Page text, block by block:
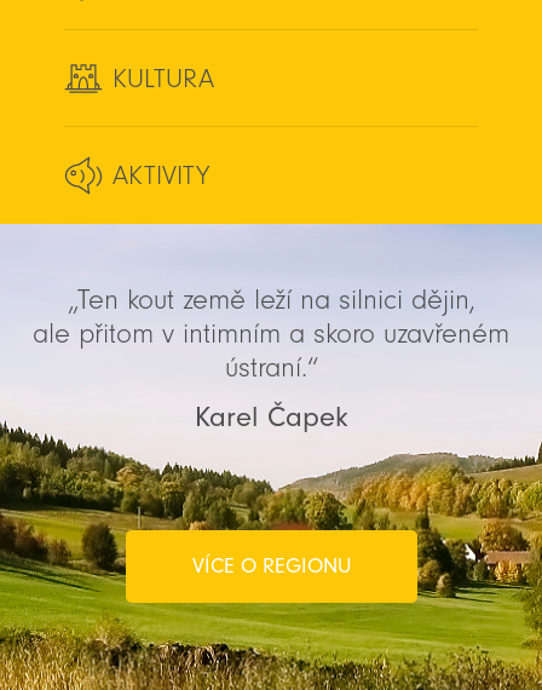
KULTURA
AKTIVITY
„Ten kout země leží na silnici dějin,
ale přitom v intimním a skoro uzavřeném
ústraní.“
Karel Čapek
VÍCE O REGIONU